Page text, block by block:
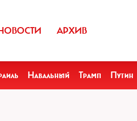
АРХИВ
Навальный Трамп Путин